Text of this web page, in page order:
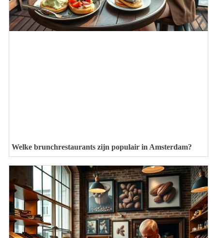
Welke brunchrestaurants zijn populair in Amsterdam?